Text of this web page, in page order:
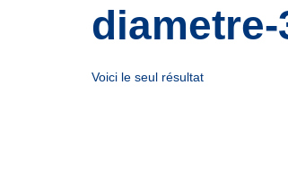
diametre-
Voici le seul résultat